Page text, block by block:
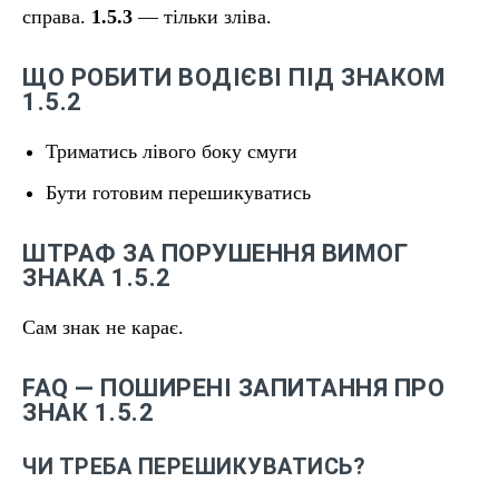
справа. 1.5.3 — тільки зліва.
ЩО РОБИТИ ВОДІЄВІ ПІД ЗНАКОМ
1.5.2
Триматись лівого боку смуги
Бути готовим перешикуватись
ШТРАФ ЗА ПОРУШЕННЯ ВИМОГ
ЗНАКА 1.5.2
Сам знак не карає.
FAQ — ПОШИРЕНІ ЗАПИТАННЯ ПРО
ЗНАК 1.5.2
ЧИ ТРЕБА ПЕРЕШИКУВАТИСЬ?